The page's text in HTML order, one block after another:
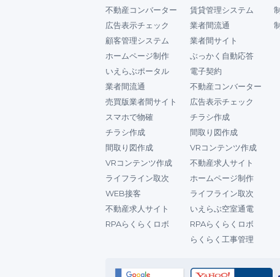
不動産コンバーター
広告表示チェック
顧客管理システム
ホームページ制作
いえらぶポータル
業者間流通
売買版業者間サイト
スマホで物確
チラシ作成
間取り図作成
VRコンテンツ作成
ライフライン取次
WEB接客
不動産求人サイト
RPAらくらくロボ
賃貸管理システム
業者間流通
業者間サイト
ぶっかく自動応答
電子契約
不動産コンバーター
広告表示チェック
チラシ作成
間取り図作成
VRコンテンツ作成
不動産求人サイト
ホームページ制作
ライフライン取次
いえらぶ空室通電
RPAらくらくロボ
らくらく工事管理